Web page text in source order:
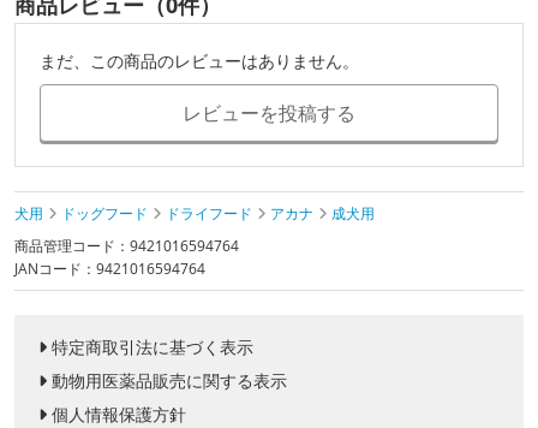
まだ、この商品のレビューはありません。
レビューを投稿する
犬用 ドッグフード ドライフード アカナ
成犬用
商品管理コード：9421016594764
JANコード：9421016594764
特定商取引法に基づく表示
動物用医薬品販売に関する表示
個人情報保護方針